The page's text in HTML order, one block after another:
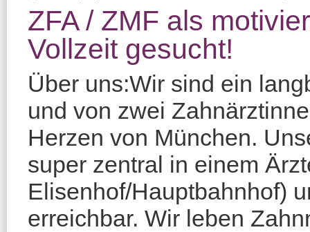
ZFA / ZMF als
Vollzeit gesucht!
Über uns:Wir sind ein
und von zwei
Herzen von München.
super zentral in einem
Elisenhof/Hauptbahnhof)
erreichbar. Wir leben